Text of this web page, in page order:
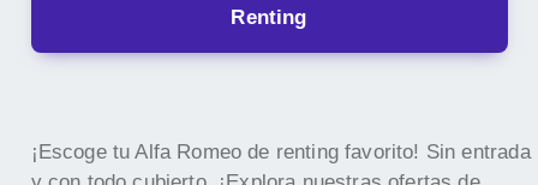
Renting
¡Escoge tu Alfa Romeo de renting favorito! Sin entrada